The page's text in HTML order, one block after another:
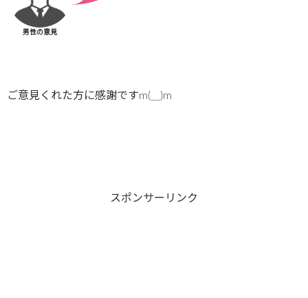
男性の意見
ご意見くれた方に感謝ですm(__)m
スポンサーリンク